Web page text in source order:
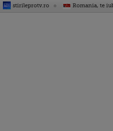
stirileprotv.ro Romania, te